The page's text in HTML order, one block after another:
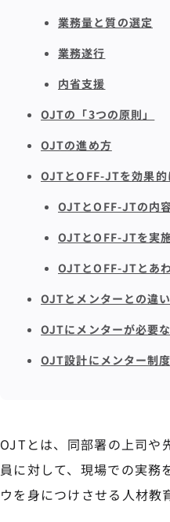
業務量と質の選定
業務遂行
内省支援
OJTの「3つの原則」
OJTの進め方
OJTとOFF-JTを効果的
OJTとOFF-JTの内
OJTとOFF-JTを実
OJTとOFF-JTとあ
OJTとメンターとの違い
OJTにメンターが必要
OJT設計にメンター制
OJTとは、同部署の上司や
員に対して、現場での実務
ウを身につけさせる人材教